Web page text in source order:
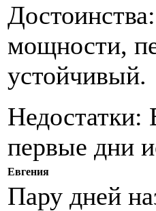
мощности,
устойчивый.
Недостатки:
первые дни
Евгения
Пару дней